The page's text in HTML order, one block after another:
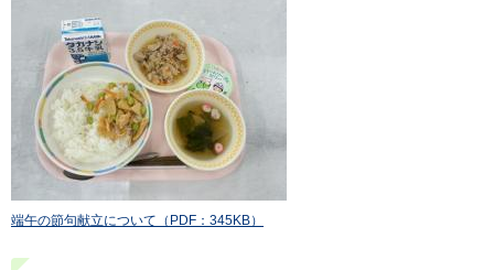
端午の節句献立について（PDF：345KB）